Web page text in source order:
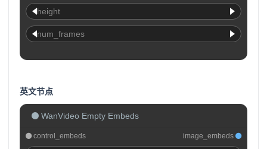
height
num_frames
英文节点
WanVideo Empty Embeds
control_embeds image_embeds